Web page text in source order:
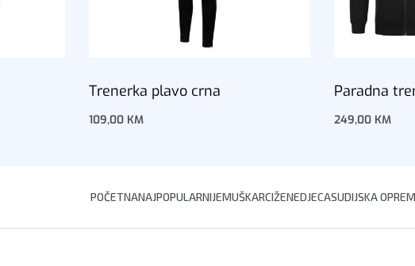
Trenerka plavo crna
109,00 KM
Paradna
249,00 KM
POČETNANAJPOPULARNIJEMUŠKARCIŽENEDJECASUDIJSKA